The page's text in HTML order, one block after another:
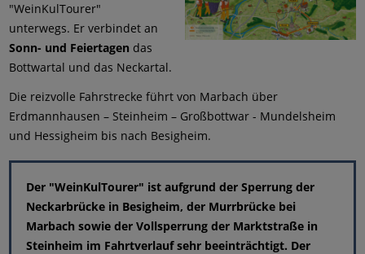
"WeinKulTourer"
unterwegs. Er verbindet an
Sonn- und Feiertagen das
Bottwartal und das Neckartal.
Die reizvolle Fahrstrecke führt von Marbach über
Erdmannhausen – Steinheim – Großbottwar - Mundelsheim
und Hessigheim bis nach Besigheim.
Der "WeinKulTourer" ist aufgrund der Sperrung der
Neckarbrücke in Besigheim, der Murrbrücke bei
Marbach sowie der Vollsperrung der Marktstraße in
Steinheim im Fahrtverlauf sehr beeinträchtigt. Der